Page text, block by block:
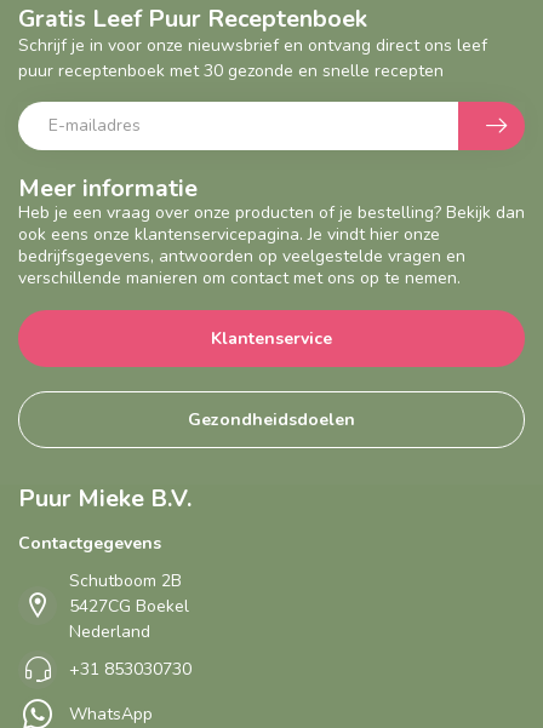
Meer informatie
Heb je een vraag over onze producten of je bestelling? Bekijk dan
ook eens onze klantenservicepagina. Je vindt hier onze
bedrijfsgegevens, antwoorden op veelgestelde vragen en
verschillende manieren om contact met ons op te nemen.
Klantenservice
Gezondheidsdoelen
Gratis Leef Puur Receptenboek
Schrijf je in voor onze nieuwsbrief en ontvang direct ons leef
puur receptenboek met 30 gezonde en snelle recepten
Puur Mieke B.V.
Contactgegevens
Schutboom 2B
5427CG Boekel
Nederland
+31 853030730
WhatsApp